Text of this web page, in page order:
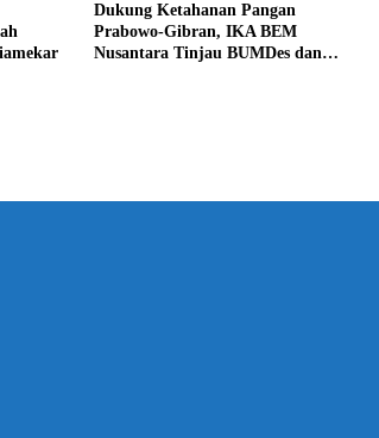
Dukung Ketahanan Pangan
Prabowo-Gibran, IKA BEM
Nusantara Tinjau BUMDes dan